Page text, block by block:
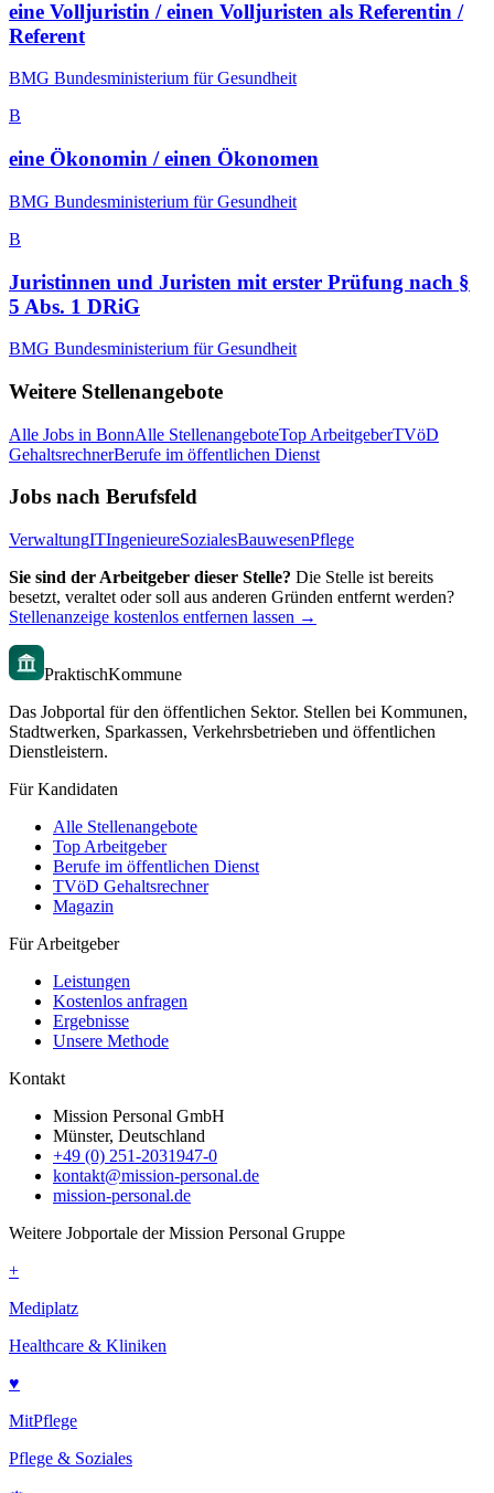
eine Volljuristin / einen Volljuristen als Referentin /
Referent
BMG Bundesministerium für Gesundheit
B
eine Ökonomin / einen Ökonomen
BMG Bundesministerium für Gesundheit
B
Juristinnen und Juristen mit erster Prüfung nach §
5 Abs. 1 DRiG
BMG Bundesministerium für Gesundheit
Weitere Stellenangebote
Alle Jobs in BonnAlle StellenangeboteTop ArbeitgeberTVöD
GehaltsrechnerBerufe im öffentlichen Dienst
Jobs nach Berufsfeld
VerwaltungITIngenieureSozialesBauwesenPflege
Sie sind der Arbeitgeber dieser Stelle? Die Stelle ist bereits
besetzt, veraltet oder soll aus anderen Gründen entfernt werden?
Stellenanzeige kostenlos entfernen lassen →
PraktischKommune
Das Jobportal für den öffentlichen Sektor. Stellen bei Kommunen,
Stadtwerken, Sparkassen, Verkehrsbetrieben und öffentlichen
Dienstleistern.
Für Kandidaten
Alle Stellenangebote
Top Arbeitgeber
Berufe im öffentlichen Dienst
TVöD Gehaltsrechner
Magazin
Für Arbeitgeber
Leistungen
Kostenlos anfragen
Ergebnisse
Unsere Methode
Kontakt
Mission Personal GmbH
Münster, Deutschland
+49 (0) 251-2031947-0
kontakt@mission-personal.de
mission-personal.de
Weitere Jobportale der Mission Personal Gruppe
+
Mediplatz
Healthcare & Kliniken
♥
MitPflege
Pflege & Soziales